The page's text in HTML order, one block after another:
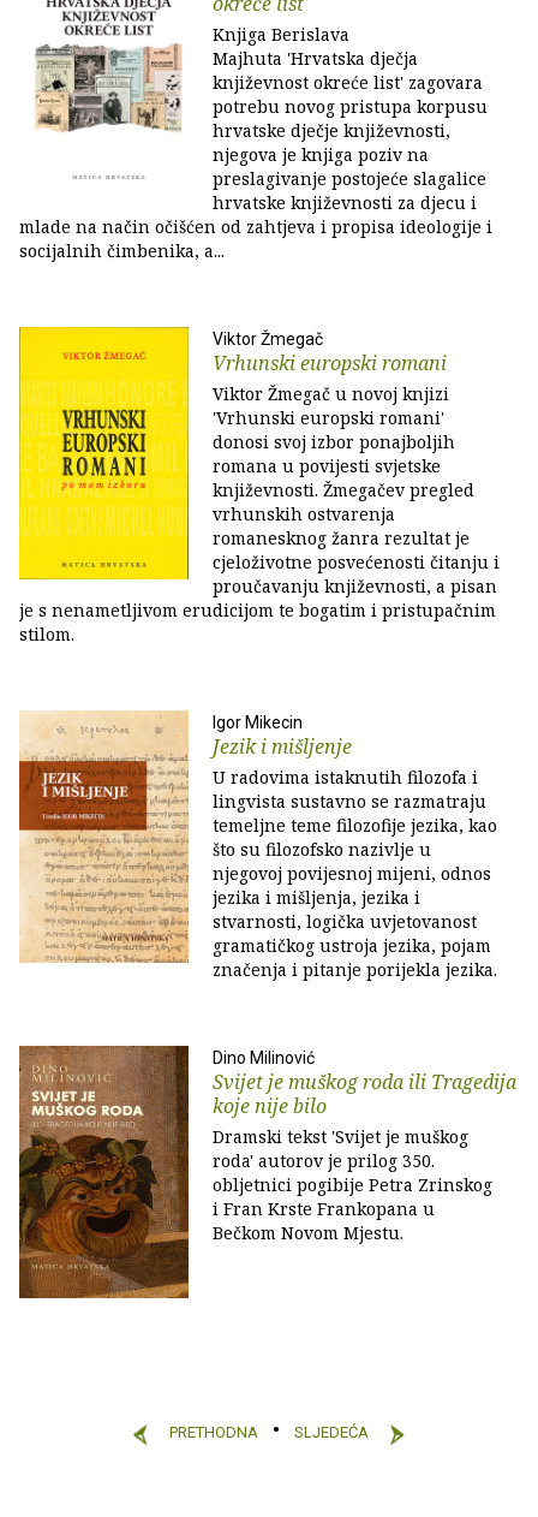
Knjiga Berislava
Majhuta 'Hrvatska dječja
književnost okreće list' zagovara
potrebu novog pristupa korpusu
hrvatske dječje književnosti,
njegova je knjiga poziv na
preslagivanje postojeće slagalice
hrvatske književnosti za djecu i
mlade na način očišćen od zahtjeva i propisa ideologije i
socijalnih čimbenika, a...
Viktor Žmegač
Vrhunski europski romani
Viktor Žmegač u novoj knjizi
'Vrhunski europski romani'
donosi svoj izbor ponajboljih
romana u povijesti svjetske
književnosti. Žmegačev pregled
vrhunskih ostvarenja
romanesknog žanra rezultat je
cjeloživotne posvećenosti čitanju i
proučavanju književnosti, a pisan
je s nenametljivom erudicijom te bogatim i pristupačnim
stilom.
Igor Mikecin
Jezik i mišljenje
U radovima istaknutih filozofa i
lingvista sustavno se razmatraju
temeljne teme filozofije jezika, kao
što su filozofsko nazivlje u
njegovoj povijesnoj mijeni, odnos
jezika i mišljenja, jezika i
stvarnosti, logička uvjetovanost
gramatičkog ustroja jezika, pojam
značenja i pitanje porijekla jezika.
Dino Milinović
Svijet je muškog roda ili Tragedija
koje nije bilo
Dramski tekst 'Svijet je muškog
roda' autorov je prilog 350.
obljetnici pogibije Petra Zrinskog
i Fran Krste Frankopana u
Bečkom Novom Mjestu.
PRETHODNA SLJEDEĆA